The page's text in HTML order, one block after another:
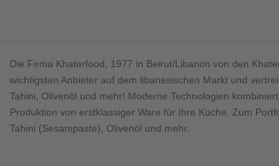
Die Firma Khaterfood, 1977 in Beirut/Libanon von den
wichtigsten Anbieter auf dem libanesischen Markt und
Tahini, Olivenöl und mehr! Moderne Technologien
Produktion von erstklassiger Ware für Ihre Küche. Zum
Tahini (Sesampaste), Olivenöl und mehr.